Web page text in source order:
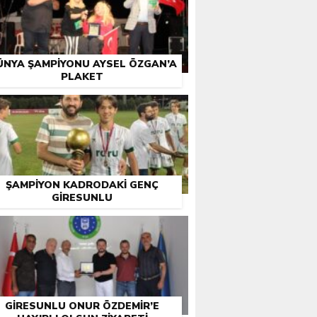
ŞAMPIYONU AYSEL ÖZGAN’A
PLAKET
ŞAMPIYON KADRODAKI GENÇ
GIRESUNLU
GIRESUNLU ONUR ÖZDEMIR’E